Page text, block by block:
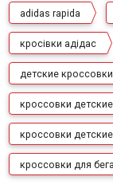
adidas rapida
кросівки адідас
детские
кроссовки
кроссовки
кроссовки для бега